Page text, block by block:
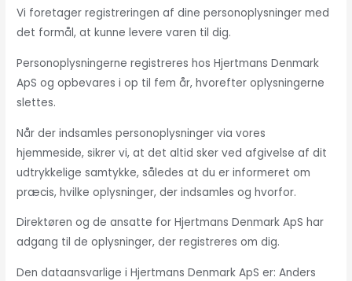
Vi foretager registreringen af dine personoplysninger med
det formål, at kunne levere varen til dig.
Personoplysningerne registreres hos Hjertmans Denmark
ApS og opbevares i op til fem år, hvorefter oplysningerne
slettes.
Når der indsamles personoplysninger via vores
hjemmeside, sikrer vi, at det altid sker ved afgivelse af dit
udtrykkelige samtykke, således at du er informeret om
præcis, hvilke oplysninger, der indsamles og hvorfor.
Direktøren og de ansatte for Hjertmans Denmark ApS har
adgang til de oplysninger, der registreres om dig.
Den dataansvarlige i Hjertmans Denmark ApS er: Anders